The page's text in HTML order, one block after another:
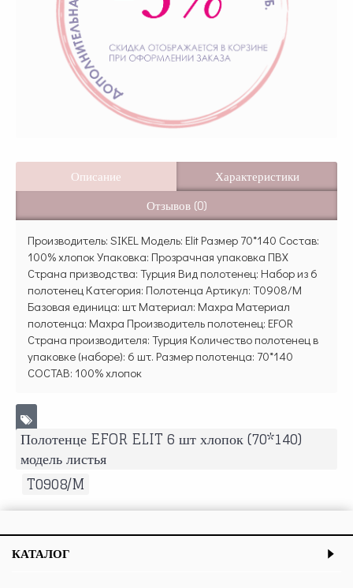
Описание
Характеристики
Отзывов (0)
Производитель: SIKEL Модель: Elit Размер 70*140 Состав:
100% хлопок Упаковка: Прозрачная упаковка ПВХ
Страна призводства: Турция Вид полотенец: Набор из 6
полотенец Категория: Полотенца Артикул: T0908/M
Базовая единица: шт Материал: Махра Материал
полотенца: Махра Производитель полотенец: EFOR
Страна производителя: Турция Количество полотенец в
упаковке (наборе): 6 шт. Размер полотенца: 70*140
СОСТАВ: 100% хлопок
Полотенце EFOR ELIT 6 шт хлопок (70*140)
модель листья
T0908/M
КАТАЛОГ